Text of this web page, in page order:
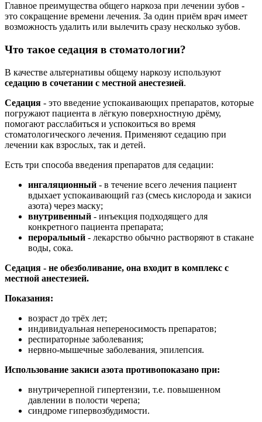
Главное преимущества общего наркоза при лечении зубов -
это сокращение времени лечения. За один приём врач имеет
возможность удалить или вылечить сразу несколько зубов.
Что такое седация в стоматологии?
В качестве альтернативы общему наркозу используют
седацию в сочетании с местной анестезией.
Седация - это введение успокаивающих препаратов, которые
погружают пациента в лёгкую поверхностную дрёму,
помогают расслабиться и успокоиться во время
стоматологического лечения. Применяют седацию при
лечении как взрослых, так и детей.
Есть три способа введения препаратов для седации:
ингаляционный - в течение всего лечения пациент
вдыхает успокаивающий газ (смесь кислорода и закиси
азота) через маску;
внутривенный - инъекция подходящего для
конкретного пациента препарата;
пероральный - лекарство обычно растворяют в стакане
воды, сока.
Седация - не обезболивание, она входит в комплекс с
местной анестезией.
Показания:
возраст до трёх лет;
индивидуальная непереносимость препаратов;
респираторные заболевания;
нервно-мышечные заболевания, эпилепсия.
Использование закиси азота противопоказано при:
внутричерепной гипертензии, т.е. повышенном
давлении в полости черепа;
синдроме гипервозбудимости.